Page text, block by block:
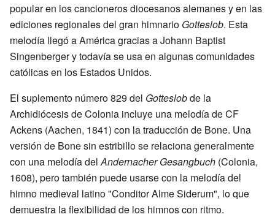
popular en los cancioneros diocesanos alemanes y en las
ediciones regionales del gran himnario Gotteslob. Esta
melodía llegó a América gracias a Johann Baptist
Singenberger y todavía se usa en algunas comunidades
católicas en los Estados Unidos.
El suplemento número 829 del Gotteslobde la
Archidiócesis de Colonia incluye una melodía de CF
Ackens (Aachen, 1841) con la traducción de Bone. Una
versión de Bone sin estribillo se relaciona generalmente
con una melodía del Andernacher Gesangbuch (Colonia,
1608), pero también puede usarse con la melodía del
himno medieval latino "Conditor Alme Siderum", lo que
demuestra la flexibilidad de los himnos con ritmo.